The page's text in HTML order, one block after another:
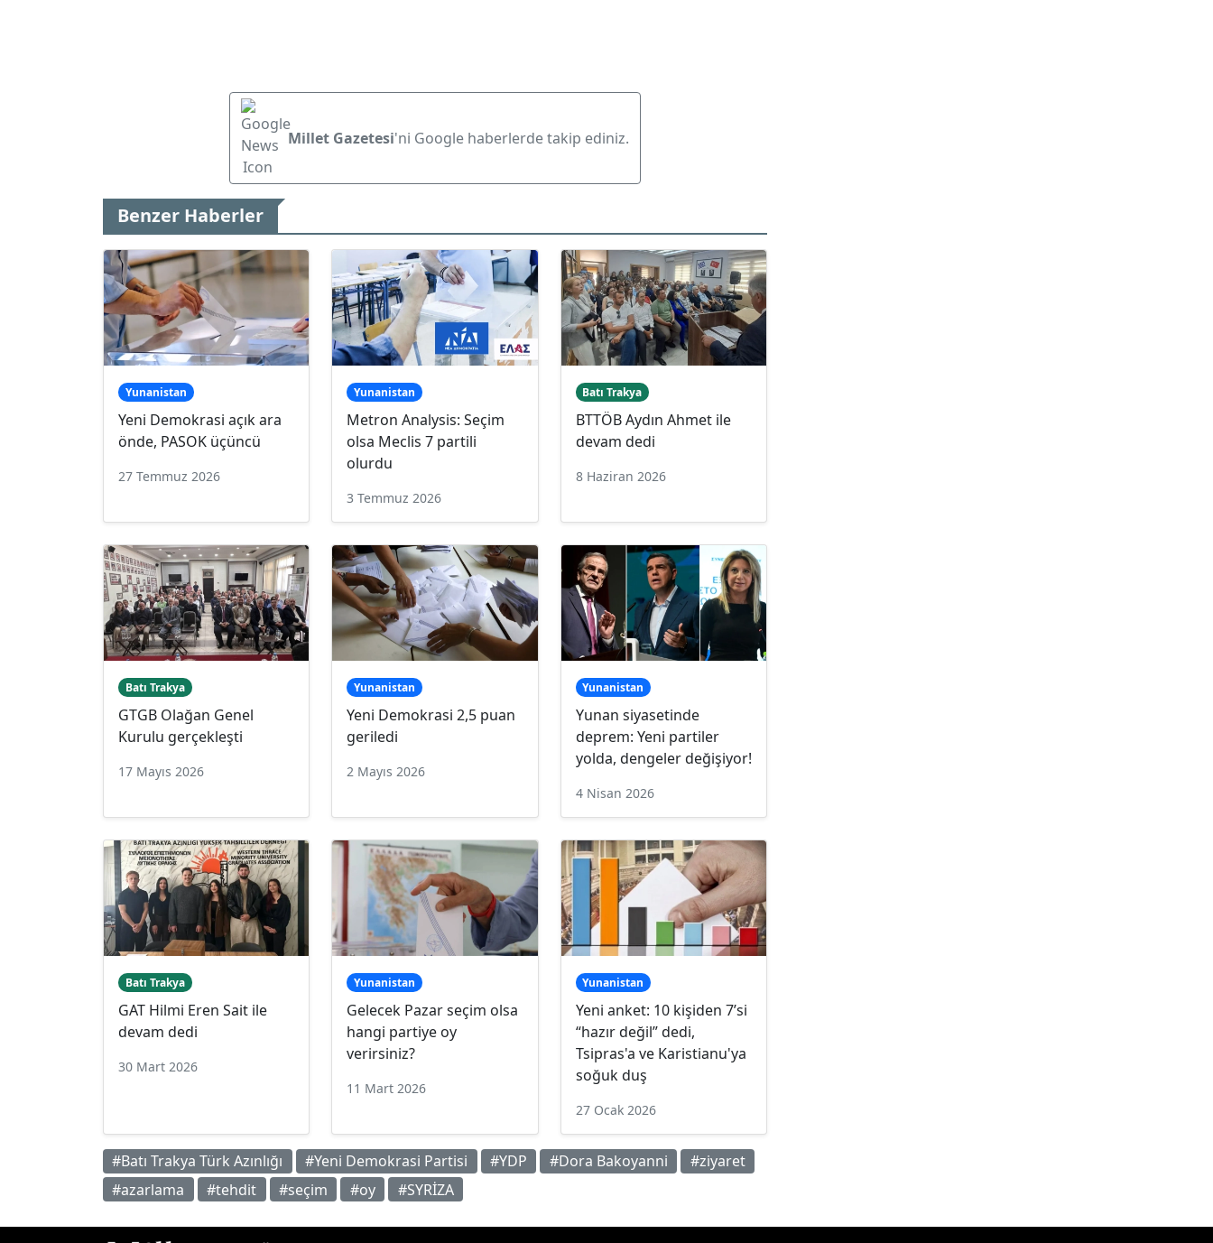
Millet Gazetesi'ni Google haberlerde takip ediniz.
Benzer Haberler
Yunanistan
Yeni Demokrasi açık ara
önde, PASOK üçüncü
27 Temmuz 2026
Yunanistan
Metron Analysis: Seçim
olsa Meclis 7 partili
olurdu
3 Temmuz 2026
Batı Trakya
BTTÖB Aydın Ahmet ile
devam dedi
8 Haziran 2026
Batı Trakya
GTGB Olağan Genel
Kurulu gerçekleşti
17 Mayıs 2026
Yunanistan
Yeni Demokrasi 2,5 puan
geriledi
2 Mayıs 2026
Yunanistan
Yunan siyasetinde
deprem: Yeni partiler
yolda, dengeler değişiyor!
4 Nisan 2026
Batı Trakya
GAT Hilmi Eren Sait ile
devam dedi
30 Mart 2026
Yunanistan
Gelecek Pazar seçim olsa
hangi partiye oy
verirsiniz?
11 Mart 2026
Yunanistan
Yeni anket: 10 kişiden 7’si
“hazır değil” dedi,
Tsipras'a ve Karistianu'ya
soğuk duş
27 Ocak 2026
#Batı Trakya Türk Azınlığı #Yeni Demokrasi Partisi #YDP #Dora Bakoyanni
#ziyaret
#azarlama
#tehdit #seçim #oy #SYRİZA